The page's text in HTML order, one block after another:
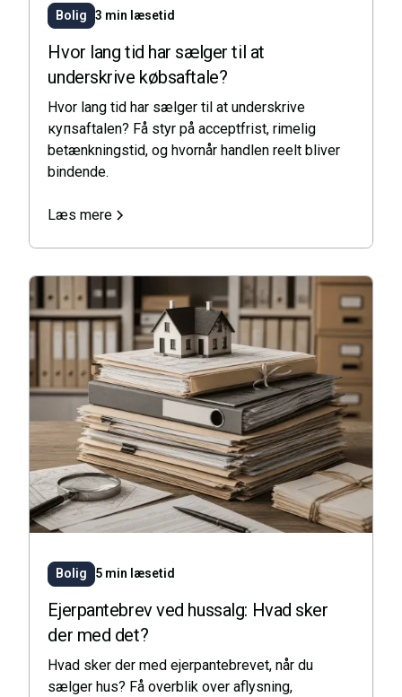
Bolig 3 min læsetid
Hvor lang tid har sælger til at
underskrive købsaftale?
Hvor lang tid har sælger til at underskrive
купsaftalen? Få styr på acceptfrist, rimelig
betænkningstid, og hvornår handlen reelt bliver
bindende.
Læs mere
Bolig 5 min læsetid
Ejerpantebrev ved hussalg: Hvad sker
der med det?
Hvad sker der med ejerpantebrevet, når du
sælger hus? Få overblik over aflysning,